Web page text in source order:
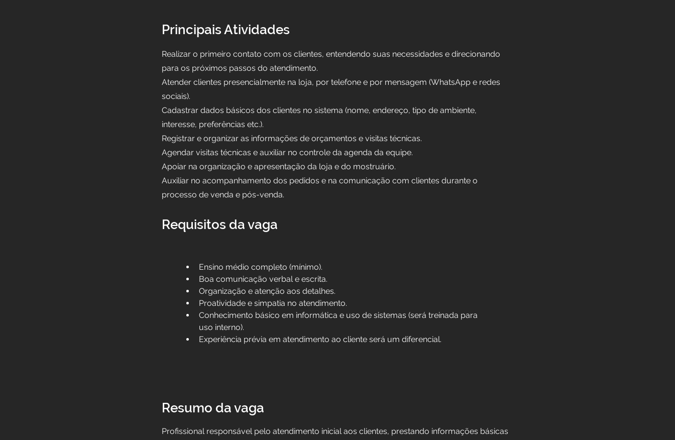
Principais Atividades
Realizar o primeiro contato com os clientes, entendendo suas necessidades e direcionando
para os próximos passos do atendimento.
Atender clientes presencialmente na loja, por telefone e por mensagem (WhatsApp e redes
sociais).
Cadastrar dados básicos dos clientes no sistema (nome, endereço, tipo de ambiente,
interesse, preferências etc.).
Registrar e organizar as informações de orçamentos e visitas técnicas.
Agendar visitas técnicas e auxiliar no controle da agenda da equipe.
Apoiar na organização e apresentação da loja e do mostruário.
Auxiliar no acompanhamento dos pedidos e na comunicação com clientes durante o
processo de venda e pós-venda.
Requisitos da vaga
Ensino médio completo (mínimo).
Boa comunicação verbal e escrita.
Organização e atenção aos detalhes.
Proatividade e simpatia no atendimento.
Conhecimento básico em informática e uso de sistemas (será treinada para
uso interno).
Experiência prévia em atendimento ao cliente será um diferencial.
Resumo da vaga
Profissional responsável pelo atendimento inicial aos clientes, prestando informações básicas